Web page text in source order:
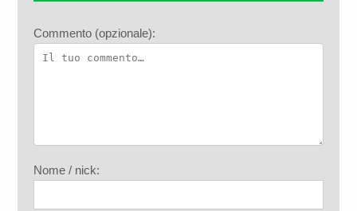
Commento (opzionale):
Nome / nick: